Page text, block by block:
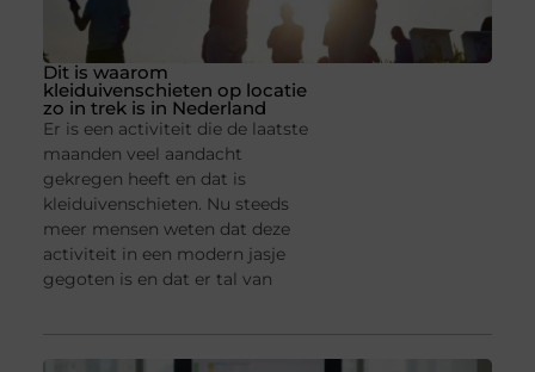
Dit is waarom
kleiduivenschieten op locatie
zo in trek is in Nederland
Er is een activiteit die de laatste
maanden veel aandacht
gekregen heeft en dat is
kleiduivenschieten. Nu steeds
meer mensen weten dat deze
activiteit in een modern jasje
gegoten is en dat er tal van